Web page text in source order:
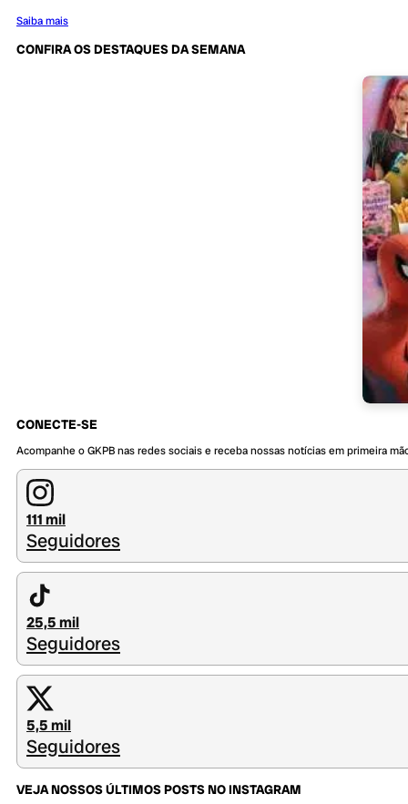
Saiba mais
CONFIRA OS DESTAQUES DA SEMANA
CONECTE-SE
Acompanhe o GKPB nas redes sociais e receba nossas notícias em primeira
111 mil
Seguidores
25,5 mil
Seguidores
5,5 mil
Seguidores
VEJA NOSSOS ÚLTIMOS POSTS NO INSTAGRAM